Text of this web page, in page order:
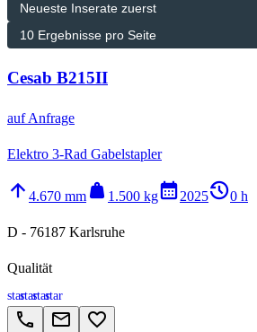
Cesab B215II
auf Anfrage
Elektro 3-Rad Gabelstapler
arrow_upward 4.670 mm weight 1.500 kgcalendar_month2025history_20 h
D - 76187 Karlsruhe
Qualität
starstarstarstar
call email favorite_border